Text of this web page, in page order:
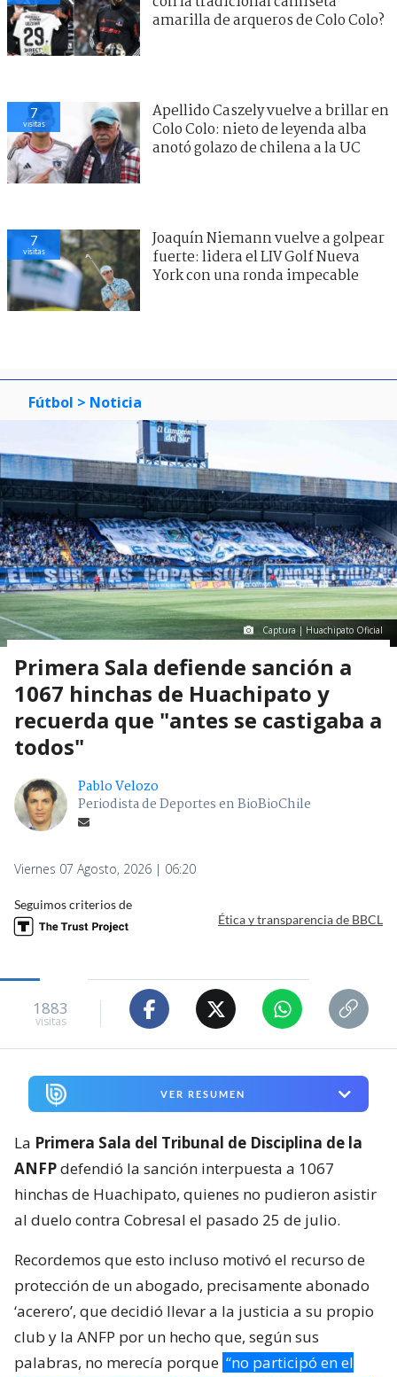
amarilla de arqueros de Colo Colo?
7
visitas
Apellido Caszely vuelve a brillar en
Colo Colo: nieto de leyenda alba
anotó golazo de chilena a la UC
7
visitas
Joaquín Niemann vuelve a golpear
fuerte: lidera el LIV Golf Nueva
York con una ronda impecable
Fútbol > Noticia
Captura | Huachipato Oficial
Primera Sala defiende sanción a
1067 hinchas de Huachipato y
recuerda que "antes se castigaba a
todos"
Pablo Velozo
Periodista de Deportes en BioBioChile
Viernes 07 Agosto, 2026 | 06:20
Seguimos criterios de
Ética y transparencia de BBCL
1883
visitas
VER RESUMEN
La Primera Sala del Tribunal de Disciplina de la
ANFPdefendió la sanción interpuesta a 1067
hinchas de Huachipato, quienes no pudieron asistir
al duelo contra Cobresal el pasado 25 de julio.
Recordemos que esto incluso motivó el recurso de
protección de un abogado, precisamente abonado
‘acerero’, que decidió llevar a la justicia a su propio
club y la ANFP por un hecho que, según sus
palabras, no merecía porque “no participó en el